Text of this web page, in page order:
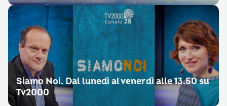
Siamo Noi. Dal lunedì al venerdì alle 13.50 su
Tv2000